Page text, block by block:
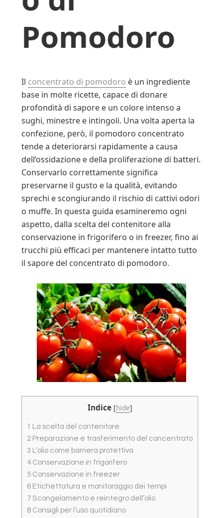
Pomodoro
Il concentrato di pomodoro è un ingrediente
base in molte ricette, capace di donare
profondità di sapore e un colore intenso a
sughi, minestre e intingoli. Una volta aperta la
confezione, però, il pomodoro concentrato
tende a deteriorarsi rapidamente a causa
dell’ossidazione e della proliferazione di batteri.
Conservarlo correttamente significa
preservarne il gusto e la qualità, evitando
sprechi e scongiurando il rischio di cattivi odori
o muffe. In questa guida esamineremo ogni
aspetto, dalla scelta del contenitore alla
conservazione in frigorifero o in freezer, fino ai
trucchi più efficaci per mantenere intatto tutto
il sapore del concentrato di pomodoro.
Indice [hide]
1 La scelta del contenitore
2 Preparazione e trasferimento del concentrato
3 L’olio come barriera protettiva
4Conservazione in frigorifero
5 Conservazione in freezer
6 Etichettatura e monitoraggio dei tempi
7 Scongelamento e reintegro dell’olio
8 Consigli per l’uso quotidiano